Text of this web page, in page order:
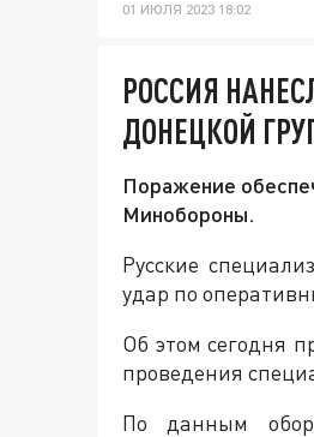
01 ИЮЛЯ 2023 18:02
РОССИЯ
ДОНЕЦКОЙ
Поражение
Минобороны.
Русские
удар по
Об этом сегодня
проведения
По данным